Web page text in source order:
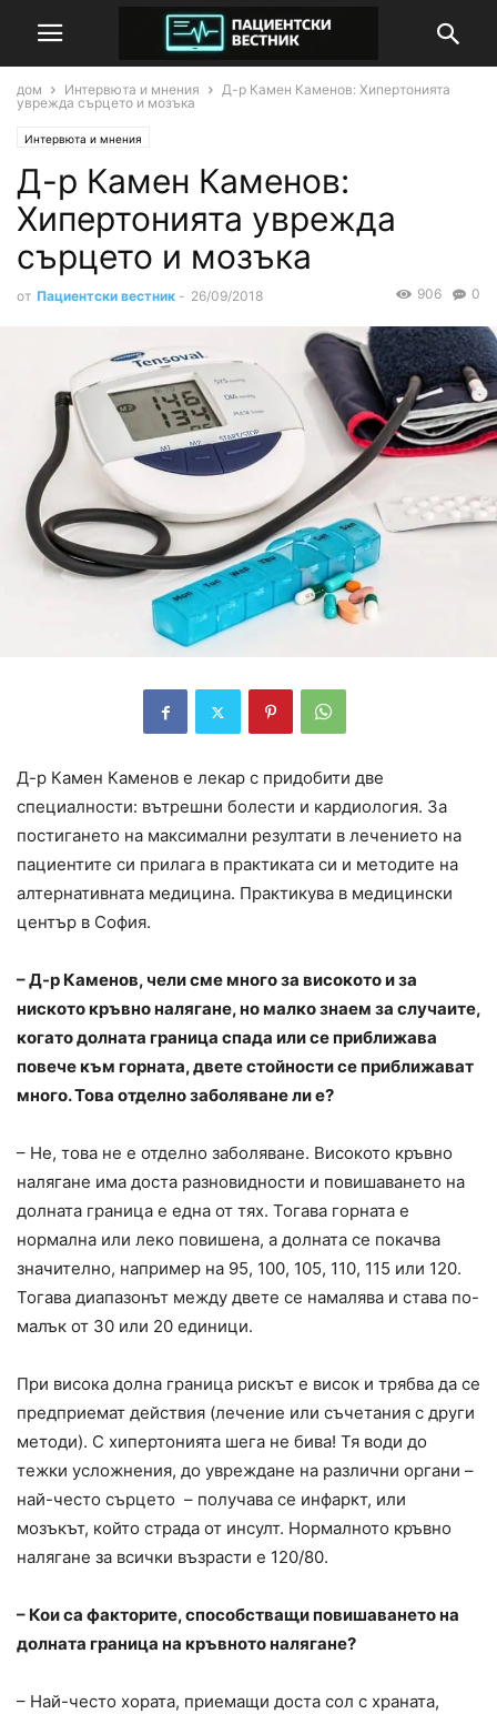
дом Интервюта и мнения
Д-р Камен Каменов: Хипертонията
уврежда сърцето и мозъка
Интервюта и мнения
Д-р Камен Каменов:
Хипертонията уврежда
сърцето и мозъка
от Пациентски вестник - 26/09/2018 0
906
Д-р Камен Каменов е лекар с придобити две
специалности: вътрешни болести и кардиология. За
постигането на максимални резултати в лечението на
пациентите си прилага в практиката си и методите на
алтернативната медицина. Практикува в медицински
център в София.
– Д-р Каменов, чели сме много за високото и за
ниското кръвно налягане, но малко знаем за случаите,
когато долната граница спада или се приближава
повече към горната, двете стойности се приближават
много. Това отделно заболяване ли е?
– Не, това не е отделно заболяване. Високото кръвно
налягане има доста разновидности и повишаването на
долната граница е една от тях. Тогава горната е
нормална или леко повишена, а долната се покачва
значително, например на 95, 100, 105, 110, 115 или 120.
Тогава диапазонът между двете се намалява и става по-
малък от 30 или 20 единици.
При висока долна граница рискът е висок и трябва да се
предприемат действия (лечение или съчетания с други
методи). С хипертонията шега не бива! Тя води до
тежки усложнения, до увреждане на различни органи –
най-често сърцето – получава се инфаркт, или
мозъкът, който страда от инсулт. Нормалното кръвно
налягане за всички възрасти е 120/80.
– Кои са факторите, способстващи повишаването на
долната граница на кръвното налягане?
– Най-често хората, приемащи доста сол с храната,